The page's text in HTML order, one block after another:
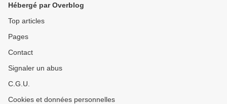
Hébergé par Overblog
Top articles
Pages
Contact
Signaler un abus
C.G.U.
Cookies et données personnelles